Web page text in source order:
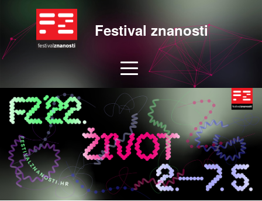
Festival znanosti